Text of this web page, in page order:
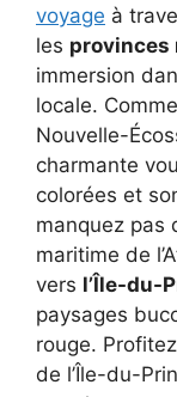
voyage à
les provinces
immersion
locale.
Nouvelle-
charmante
colorées et
manquez pas
maritime de
vers l’Île-du-
paysages
rouge.
de l’Île-du-